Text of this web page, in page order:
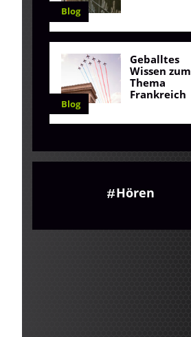
Blog
Blog
Geballtes
Wissen zum
Thema
Frankreich
Hören